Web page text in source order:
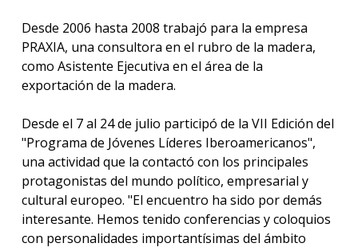
Desde 2006 hasta 2008 trabajó para la empresa
PRAXIA, una consultora en el rubro de la madera,
como Asistente Ejecutiva en el área de la
exportación de la madera.
Desde el 7 al 24 de julio participó de la VII Edición del
"Programa de Jóvenes Líderes Iberoamericanos",
una actividad que la contactó con los principales
protagonistas del mundo político, empresarial y
cultural europeo. "El encuentro ha sido por demás
interesante. Hemos tenido conferencias y coloquios
con personalidades importantísimas del ámbito